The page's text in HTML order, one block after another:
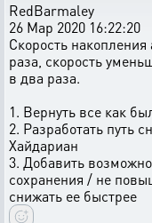
RedBarmaley
26 Мар 2020 16:22:20
Скорость
раза, скорость
в два раза.
1. Вернуть все как
2. Разработать путь
Хайдариан
3. Добавить
сохранения / не
снижать ее быстрее